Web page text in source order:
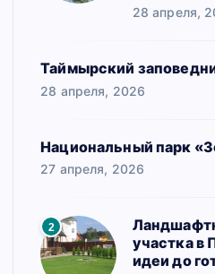
28 апреля,
Таймырский
28 апреля, 2026
Национальный парк
27 апреля, 2026
2
участка в
идеи до